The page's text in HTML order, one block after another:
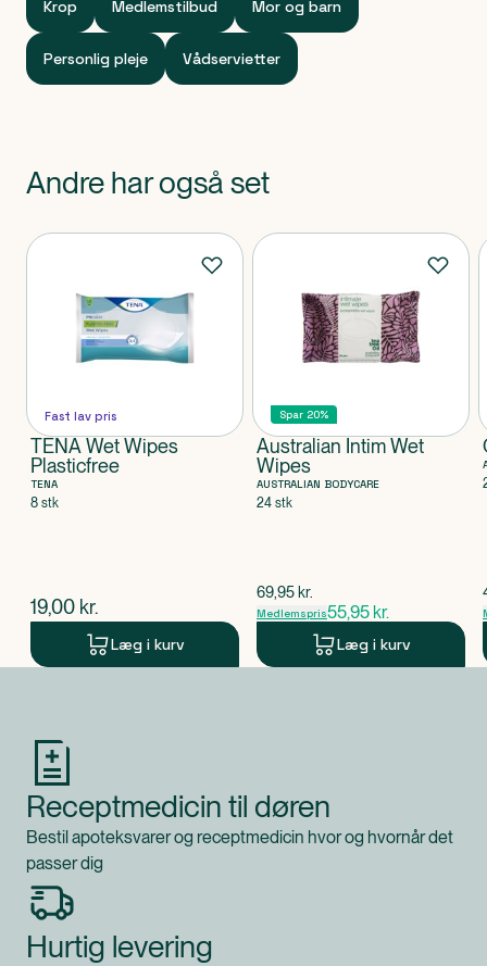
Krop Medlemstilbud Mor og barn
Personlig pleje Vådservietter
Andre har også set
Produkter
Fast lav pris
TENA Wet Wipes
Plasticfree
TENA
8 stk
$nuværende pris
19,00 kr.
Læg i kurv
Spar 20%
Australian Intim Wet
Wipes
AUSTRALIAN BODYCARE
24 stk
$gammel pris
69,95 kr.
Medlemspris55,95 kr.
Læg i kurv
Receptmedicin til døren
Bestil apoteksvarer og receptmedicin hvor og hvornår det
passer dig
Hurtig levering